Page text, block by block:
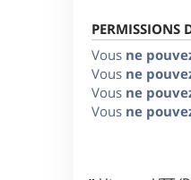
PERMISSIONS
Vous ne
Vous ne
Vous ne
Vous ne